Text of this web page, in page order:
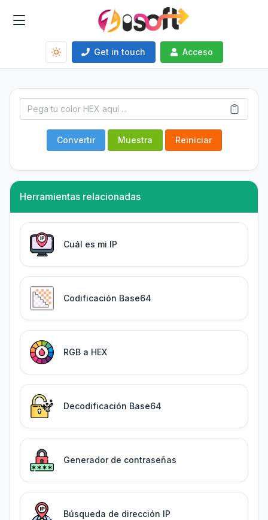
Get in touch Acceso
Convertir Muestra Reiniciar
Herramientas relacionadas
Cuál es mi IP
Codificación Base64
RGB a HEX
Decodificación Base64
Generador de contraseñas
Búsqueda de dirección IP